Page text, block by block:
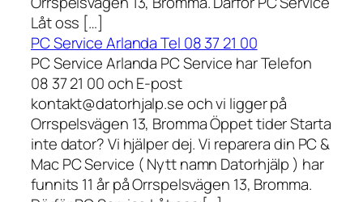
Låt oss […]
PC Service Arlanda Tel 08 37 21 00
PC Service Arlanda PC Service har Telefon
08 37 21 00 och E-post
kontakt@datorhjalp.se och vi ligger på
Orrspelsvägen 13, Bromma Öppet tider Starta
inte dator? Vi hjälper dej. Vi reparera din PC &
Mac PC Service ( Nytt namn Datorhjälp ) har
funnits 11 år på Orrspelsvägen 13, Bromma.